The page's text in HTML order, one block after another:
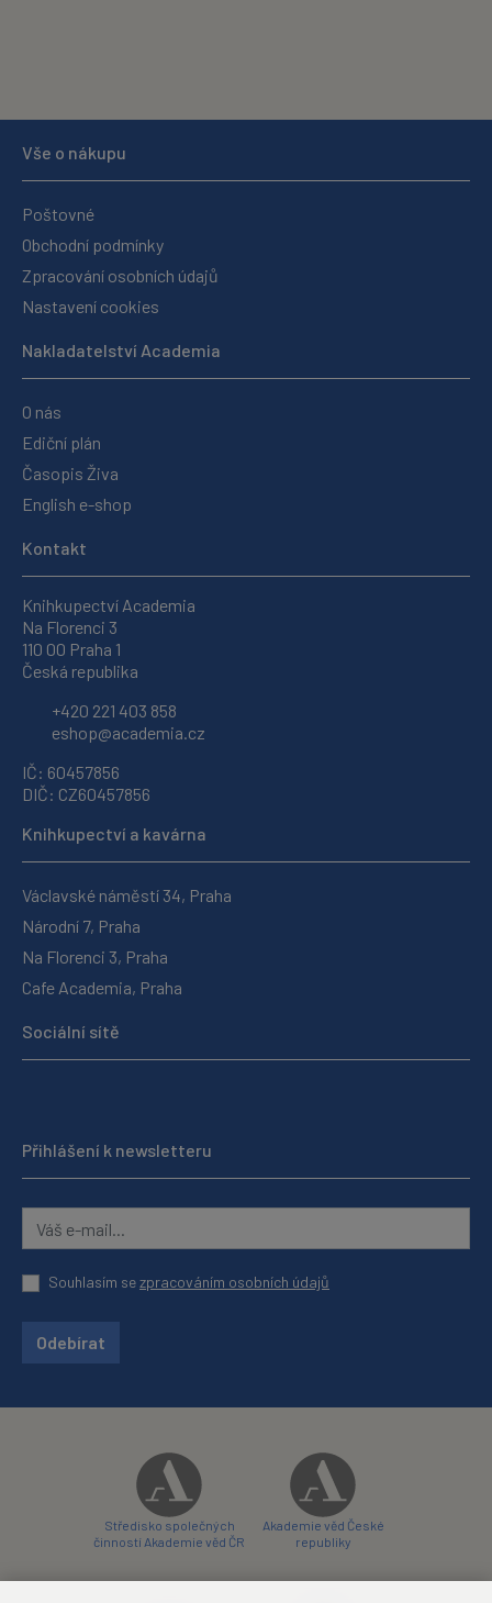
Vše o nákupu
Poštovné
Obchodní podmínky
Zpracování osobních údajů
Nastavení cookies
Nakladatelství Academia
O nás
Ediční plán
Časopis Živa
English e-shop
Kontakt
Knihkupectví Academia
Na Florenci 3
110 00 Praha 1
Česká republika
+420 221 403 858
eshop@academia.cz
IČ: 60457856
DIČ: CZ60457856
Knihkupectví a kavárna
Václavské náměstí 34, Praha
Národní 7, Praha
Na Florenci 3, Praha
Cafe Academia, Praha
Sociální sítě
Přihlášení k newsletteru
Souhlasím sezpracováním osobních údajů
Odebírat
Středisko společných
činností Akademie věd ČR
Akademie věd České
republiky